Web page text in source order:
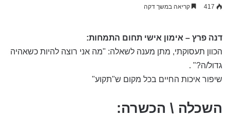
417 קריאה במשך דקה
דנה פרץ – אימון אישי תחום התמחות:
הכוון תעסוקתי, מתן מענה לשאלה: "מה אני רוצה להיות כשאהיה
גדול/ה?" .
שיפור איכות החיים בכל מקום ש"תקוע"
השכלה \ הכשרה: